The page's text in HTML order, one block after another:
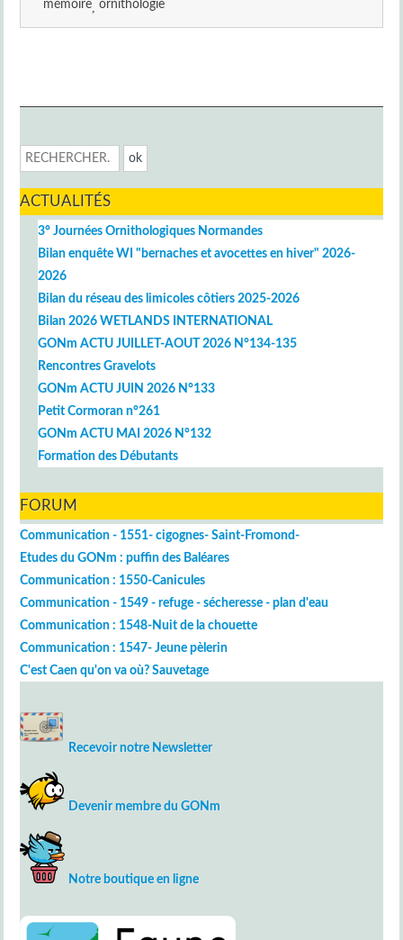
mémoire ornithologie
ACTUALITÉS
3° Journées Ornithologiques Normandes
Bilan enquête WI "bernaches et avocettes en hiver" 2026-
2026
Bilan du réseau des limicoles côtiers 2025-2026
Bilan 2026 WETLANDS INTERNATIONAL
GONm ACTU JUILLET-AOUT 2026 N°134-135
Rencontres Gravelots
GONm ACTU JUIN 2026 N°133
Petit Cormoran n°261
GONm ACTU MAI 2026 N°132
Formation des Débutants
FORUM
Communication - 1551- cigognes- Saint-Fromond-
Etudes du GONm : puffin des Baléares
Communication : 1550-Canicules
Communication - 1549 - refuge - sécheresse - plan d'eau
Communication : 1548-Nuit de la chouette
Communication : 1547- Jeune pèlerin
C'est Caen qu'on va où? Sauvetage
Recevoir notre Newsletter
Devenir membre du GONm
Notre boutique en ligne